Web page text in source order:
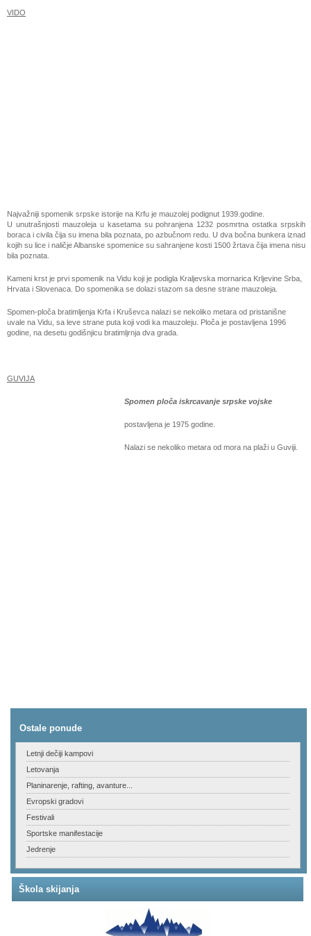
VIDO
Najvažniji spomenik srpske istorije na Krfu je mauzolej podignut 1939.godine.
U unutrašnjosti mauzoleja u kasetama su pohranjena 1232 posmrtna ostatka srpskih
boraca i civila čija su imena bila poznata, po azbučnom redu. U dva bočna bunkera iznad
kojih su lice i naličje Albanske spomenice su sahranjene kosti 1500 žrtava čija imena nisu
bila poznata.
Kameni krst je prvi spomenik na Vidu koji je podigla Kraljevska mornarica Krljevine Srba,
Hrvata i Slovenaca. Do spomenika se dolazi stazom sa desne strane mauzoleja.
Spomen-ploča bratimljenja Krfa i Kruševca nalazi se nekoliko metara od pristanišne
uvale na Vidu, sa leve strane puta koji vodi ka mauzoleju. Ploča je postavljena 1996
godine, na desetu godišnjicu bratimljrnja dva grada.
GUVIJA
Spomen ploča iskrcavanje srpske vojske
postavljena je 1975 godine.
Nalazi se nekoliko metara od mora na plaži u Guviji.
Ostale ponude
Letnji dečiji kampovi
Letovanja
Planinarenje, rafting, avanture...
Evropski gradovi
Festivali
Sportske manifestacije
Jedrenje
Škola skijanja